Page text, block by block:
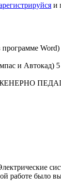
и
и Автокад) 5
работе было